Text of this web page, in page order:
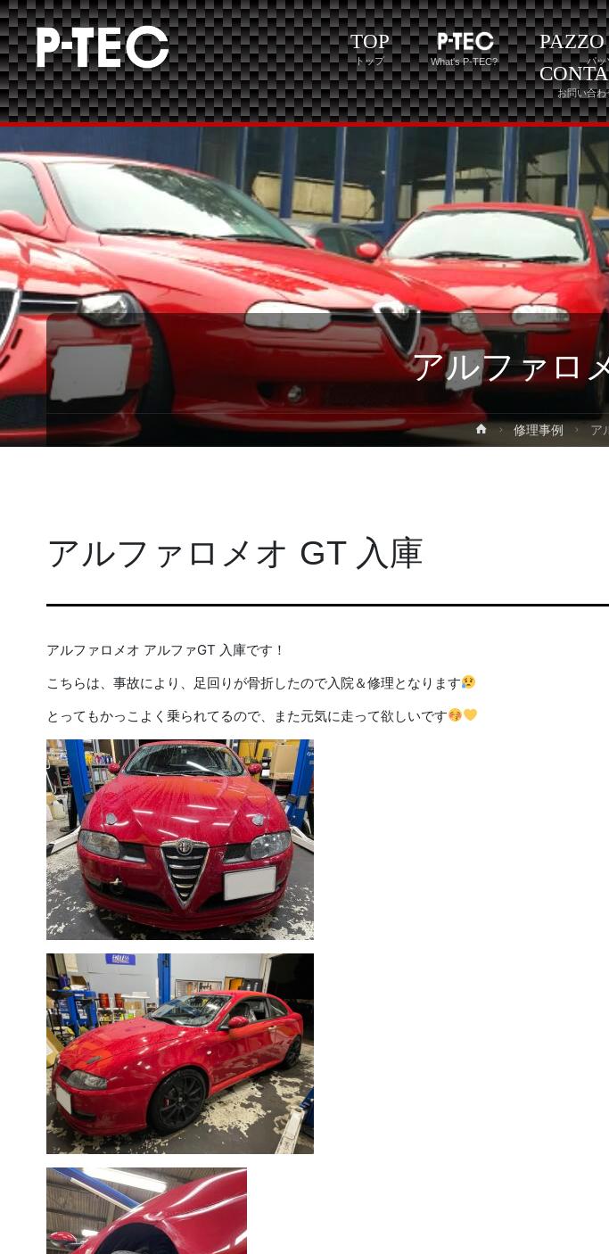
TOP
トップ What's P-TEC? パッ
お問い合わ
アルファロ
ホ
ー
修理事例 ア
アルファロメオ GT 入庫
アルファロメオ アルファGT 入庫です！
こちらは、事故により、足回りが骨折したので入院＆修理となります
とってもかっこよく乗られてるので、また元気に走って欲しいです